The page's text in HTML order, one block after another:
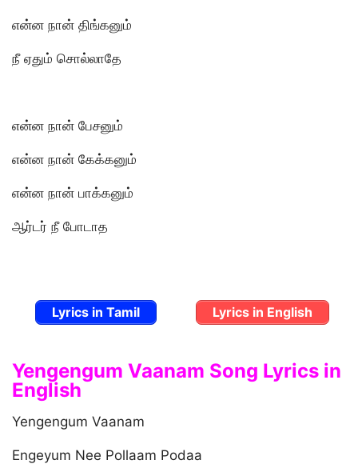
என்ன நான் திங்கனும்
நீ ஏதும் சொல்லாதே
என்ன நான் பேசனும்
என்ன நான் கேக்கனும்
என்ன நான் பாக்கனும்
ஆர்டர் நீ போடாத
Lyrics in Tamil Lyrics in English
Yengengum Vaanam Song Lyrics in
English
Yengengum Vaanam
Engeyum Nee Pollaam Podaa